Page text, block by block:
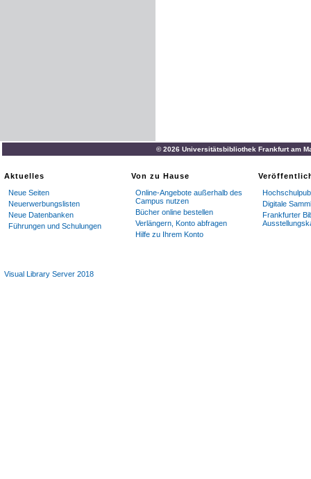
© 2026 Universitätsbibliothek Frankfurt am
Aktuelles
Neue Seiten
Neuerwerbungslisten
Neue Datenbanken
Führungen und Schulungen
Von zu Hause
Online-Angebote außerhalb des
Campus nutzen
Bücher online bestellen
Verlängern, Konto abfragen
Hilfe zu Ihrem Konto
Digitale
Frankfurter
Visual Library Server 2018